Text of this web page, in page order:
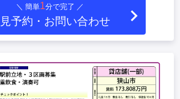
＼ 簡単1分で完了 ／
予約・お問い合わせ